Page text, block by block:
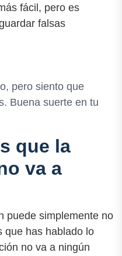
fácil, pero es
falsas
pero siento que
Buena suerte en tu
que la
va a
puede simplemente no
que has hablado lo
no va a ningún